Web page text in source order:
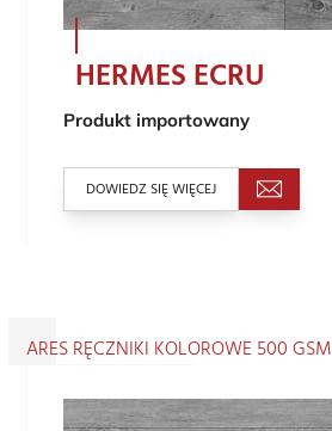
HERMES ECRU
Produkt importowany
DOWIEDZ SIĘ WIĘCEJ
ARES RĘCZNIKI KOLOROWE 500 GSM